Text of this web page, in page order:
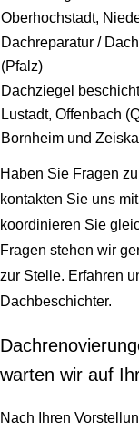
Oberhochstadt,
Dachreparatur /
(Pfalz)
Dachziegel
Lustadt, Offenbach
Bornheim und
Haben Sie Fragen
kontakten Sie uns
koordinieren Sie
Fragen stehen wir
zur Stelle. Erfahren
Dachbeschichter.
warten wir auf
Nach Ihren